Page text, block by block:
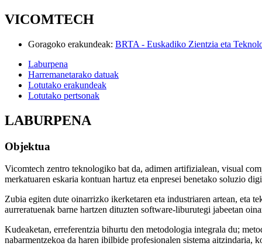
VICOMTECH
Goragoko erakundeak: BRTA - Euskadiko Zientzia eta
Laburpena
Harremanetarako datuak
Lotutako erakundeak
Lotutako pertsonak
LABURPENA
Objektua
Vicomtech zentro teknologiko bat da, adimen artifizialean, visual
merkatuaren eskaria kontuan hartuz eta enpresei benetako soluzio
Zubia egiten dute oinarrizko ikerketaren eta industriaren artean, eta
aurreratuenak barne hartzen dituzten software-liburutegi jabeetan
Kudeaketan, erreferentzia bihurtu den metodologia integrala du;
nabarmentzekoa da haren ibilbide profesionalen sistema aitzindaria,